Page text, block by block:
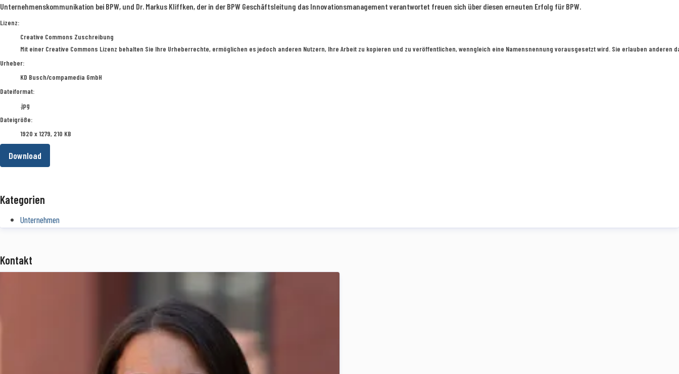
Unternehmenskommunikation bei BPW, und Dr. Markus Kliffken, der in der BPW Geschäftsleitung das Innovationsmanagement verantwortet freuen sich über diesen erneuten Erfolg für BPW.
KD Busch/compamedia GmbH
Lizenz:
Creative Commons Zuschreibung
Mit einer Creative Commons Lizenz behalten Sie Ihre Urheberrechte, ermöglichen es jedoch anderen Nutzern, Ihre Arbeit zu kopieren und zu veröffentlichen, wenngleich eine Namensnennung vorausgesetzt wird. Sie erlauben
Urheber:
KD Busch/compamedia GmbH
Dateiformat:
.jpg
Dateigröße:
1920 x 1279, 210 KB
Download
Kategorien
Unternehmen
Kontakt